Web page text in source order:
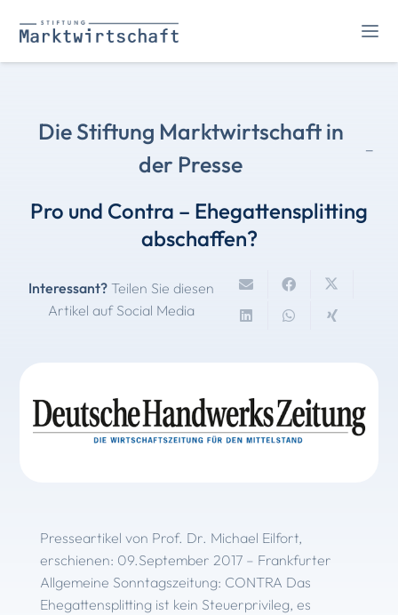
Die Stiftung Marktwirtschaft in
der Presse
-
Pro und Contra – Ehegattensplitting
abschaffen?
Interessant?Teilen Sie diesen
Artikel auf Social Media
Presseartikel von Prof. Dr. Michael Eilfort,
erschienen: 09.September 2017 – Frankfurter
Allgemeine Sonntagszeitung: CONTRA Das
Ehegattensplitting ist kein Steuerprivileg, es